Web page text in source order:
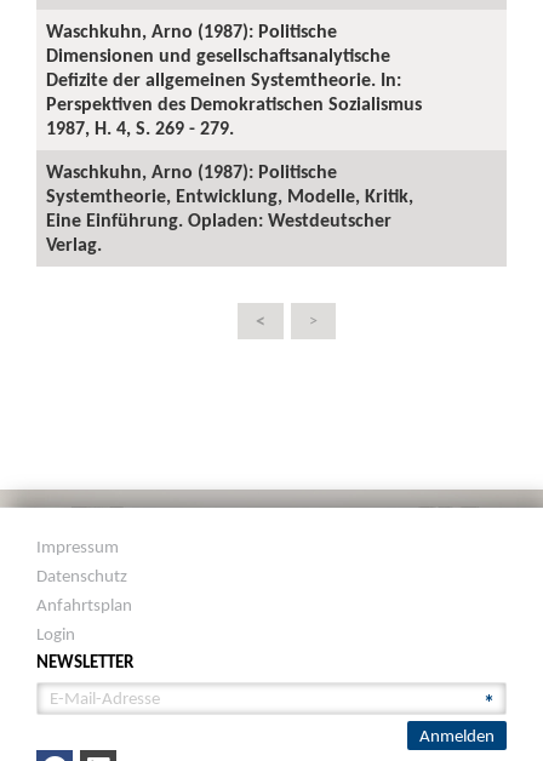
Waschkuhn, Arno (1987): Politische
Dimensionen und gesellschaftsanalytische
Defizite der allgemeinen Systemtheorie. In:
Perspektiven des Demokratischen Sozialismus
1987, H. 4, S. 269 - 279.
Waschkuhn, Arno (1987): Politische
Systemtheorie, Entwicklung, Modelle, Kritik,
Eine Einführung. Opladen: Westdeutscher
Verlag.
< >
Impressum
Datenschutz
Anfahrtsplan
Login
NEWSLETTER